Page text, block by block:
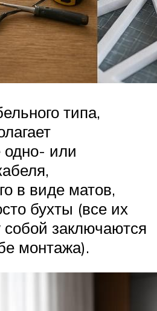
типа,
одно- или
в виде матов,
бухты (все их
заключаются
монтажа).